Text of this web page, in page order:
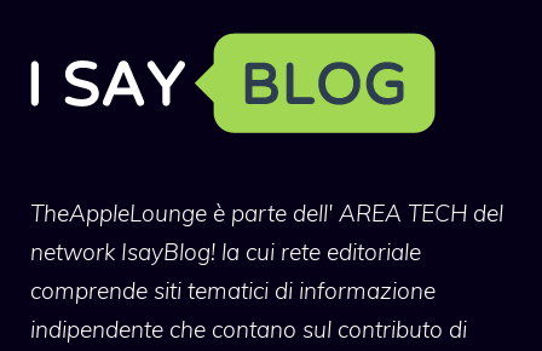
TheAppleLounge è parte dell' AREA TECH del
network IsayBlog! la cui rete editoriale
comprende siti tematici di informazione
indipendente che contano sul contributo di